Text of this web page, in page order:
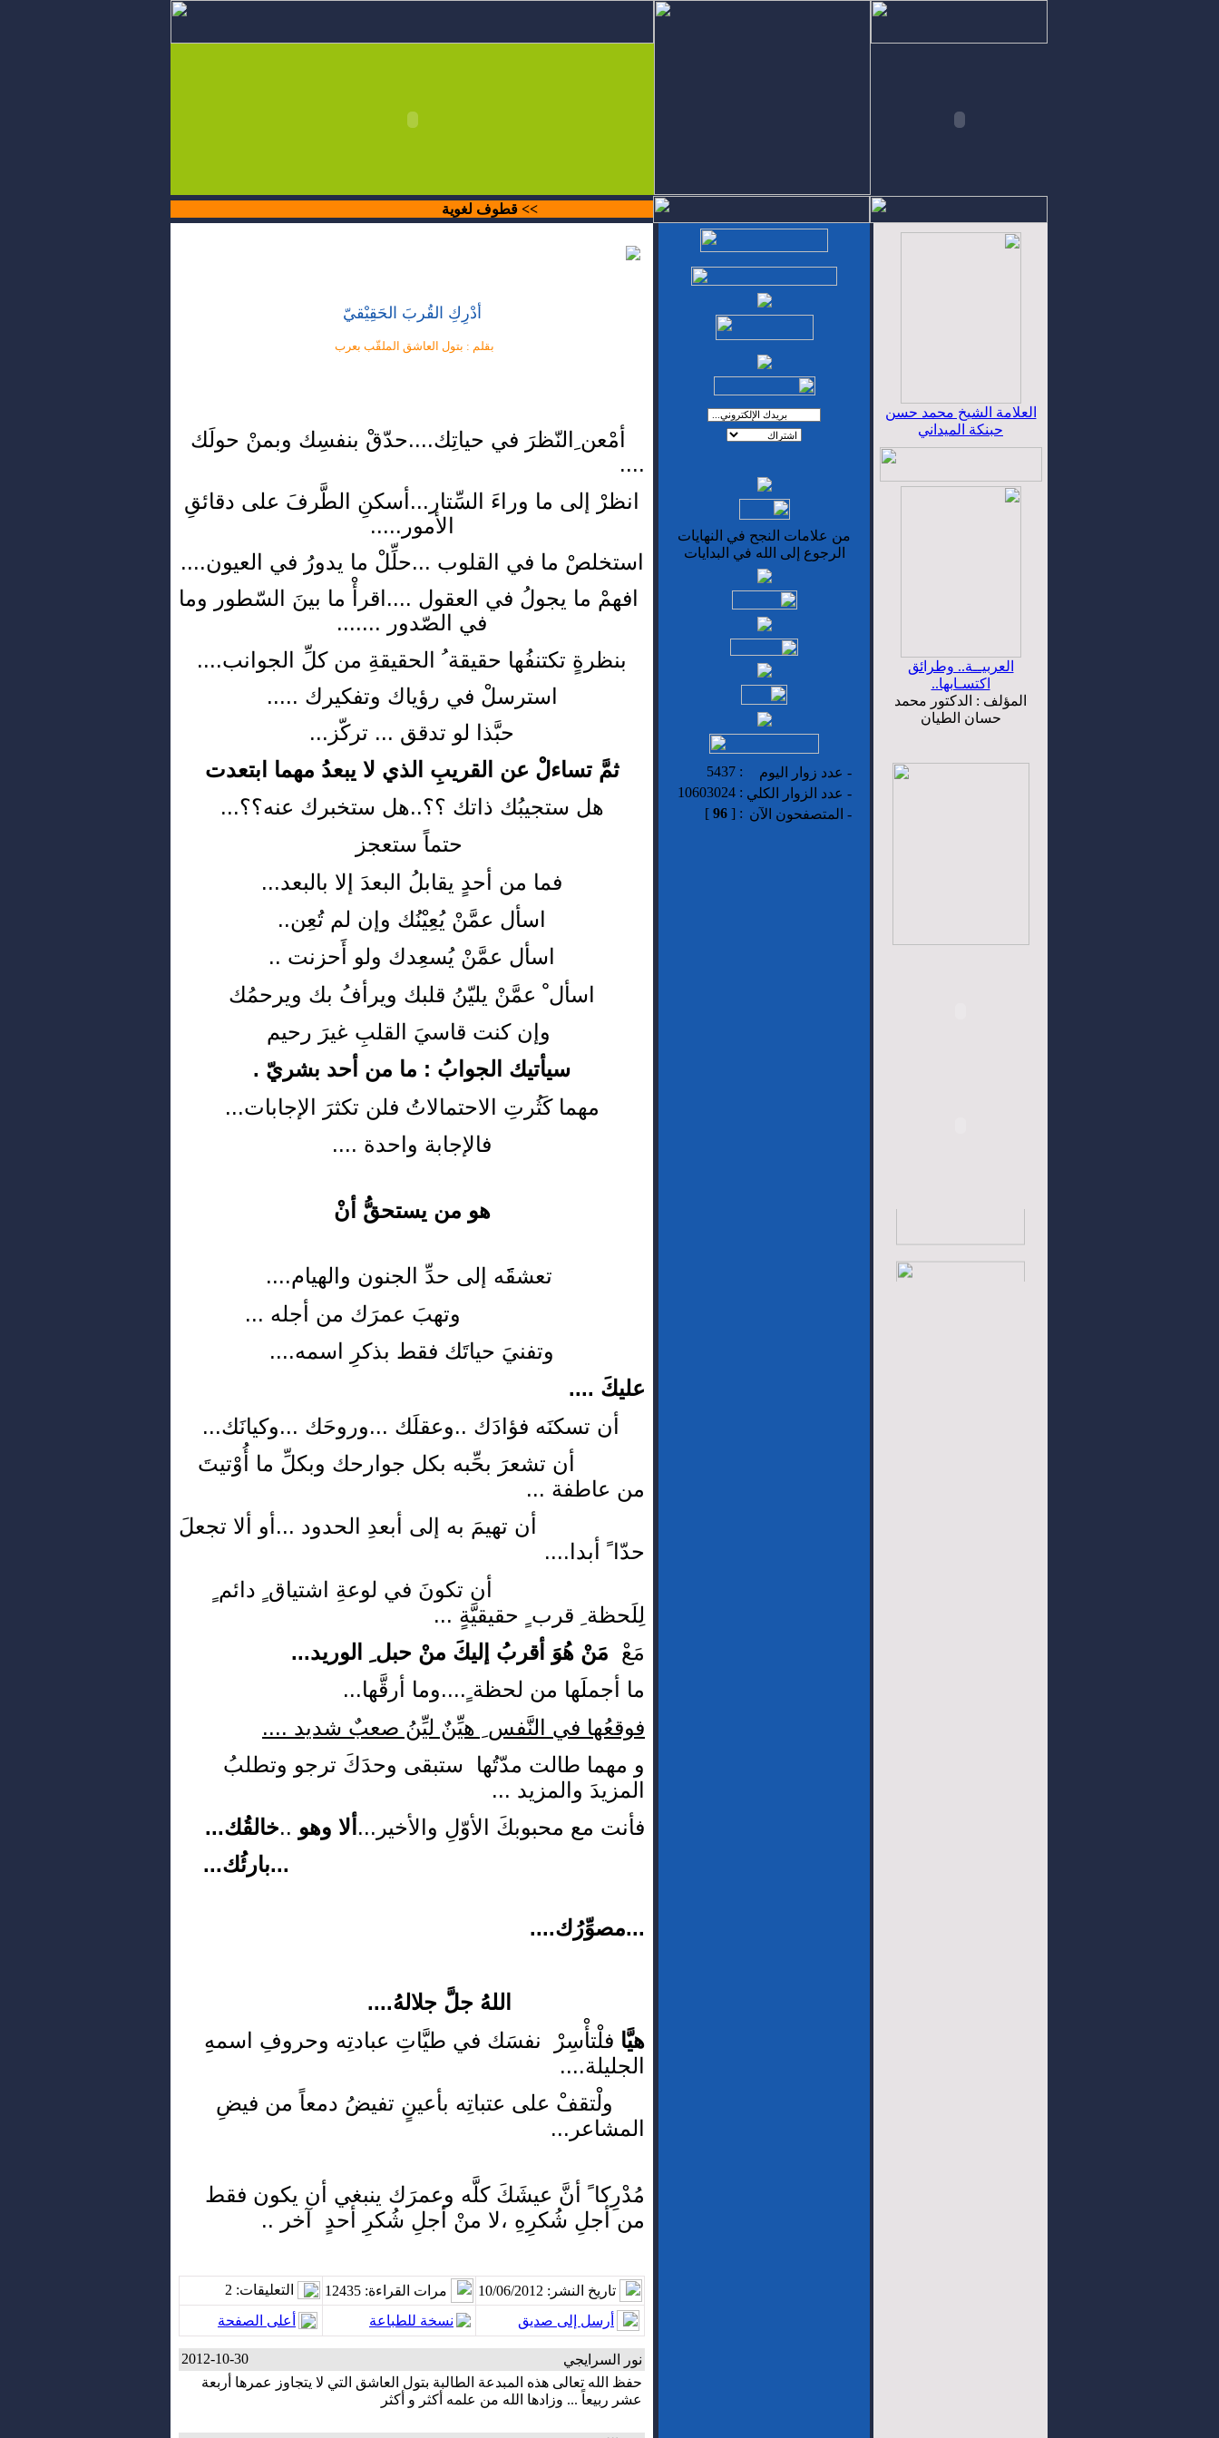
>> قطوف لغوية
أدْرِكِ القُربَ الحَقِيْقيّ
بقلم : بتول العاشق الملقّب بعرب
أمْعن ِالنّظرَ في حياتِك....حدّقْ بنفسِك وبمنْ حولَك
....
انظرْ إلى ما وراءَ السِّتار...أسكنِ الطَّرفَ على دقائقِ
الأمور.....
استخلصْ ما في القلوب ...حلِّلْ ما يدورُ في العيون....
افهمْ ما يجولُ في العقول ....اقرأْ ما بينَ السّطور وما
في الصّدور .......
بنظرةٍ تكتنفُها حقيقة ُ الحقيقةِ من كلِّ الجوانب....
استرسلْ في رؤياك وتفكيرك .....
حبَّذا لو تدقق ... تركّز...
ثمَّ تساءلْ عن القريبِ الذي لا يبعدُ مهما ابتعدت
هل ستجيبُك ذاتك ؟؟..هل ستخبرك عنه؟؟...
حتماً ستعجز
فما من أحدٍ يقابلُ البعدَ إلا بالبعد...
اسأل عمَّنْ يُعِيْنُك وإن لم تُعِن..
اسأل عمَّنْ يُسعِدك ولو أَحزنت ..
اسأل ْ عمَّنْ يليّنُ قلبك ويرأفُ بك ويرحمُك
وإن كنت قاسيَ القلبِ غيرَ رحيم
سيأتيك الجوابُ : ما من أحد بشريّ .
مهما كَثُرتِ الاحتمالاتُ فلن تكثرَ الإجابات...
فالإجابة واحدة ....
هو من يستحقُّ أنْ
تعشقَََه إلى حدِّ الجنون والهيام....
وتهبَ عمرَك من أجله ...
وتفنيَ حياتَك فقط بذكرِ اسمه....
عليكَ ....
أن تسكنَه فؤادَك ..وعقلَك ...وروحَك ...وكيانَك...
أن تشعرَ بحِّبه بكل جوارحك وبكلِّ ما أُوْتيتَ
من عاطفة ...
أن تهيمَ به إلى أبعدِ الحدود ...أو ألا تجعلَ
حدّا ً أبدا....
أن تكونَ في لوعةِ اشتياق ٍ دائم ٍ
لِلَحظة ِ قرب ٍ حقيقيَّةٍ ...
مَعْ مَنْ هُوَ أقربُ إليكَ منْ حبل ِ الوريد...
ما أجملَها من لحظة ٍ....وما أرقَّها...
فوقعُها في النَّفس ِ هيِّنٌ ليِّنُ صعبٌ شديد ....
و مهما طالت مدّتُها ستبقى وحدَكَ ترجو وتطلبُ
المزيدَ والمزيد ...
فأنت مع محبوبكَ الأوّلِ والأخير... ألا وهو ..خالقُك...
...بارئُك...
...مصوِّرُك....
اللهُ جلَّ جلالهُ....
هيَّا فلْتأْسِرْ نفسَك في طيَّاتِ عبادتِه وحروفِ اسمهِِ
الجليلة....
ولْتقفْ على عتباتِه بأعينٍ تفيضُ دمعاً من فيضِ
المشاعر...
مُدْرِكا ً أنَّ عيشَكَ كلَّه وعمرَك ينبغي أن يكون فقط
من أجلِ شُكرِهِ ،لا منْ أجلِ شُكرِ أحدٍ آخر ..
التعليقات: 2 مرات القراءة: 12435
تاريخ النشر: 10/06/2012
أعلى الصفحة
نسخة للطباعة أرسل إلى صديق
2012-10-30
نور السرايجي
حفظ الله تعالى هذه المبدعة الطالبة بتول العاشق التي لا يتجاوز عمرها أربعة
عشر ربيعاً ... وزادها الله من علمه أكثر و أكثر
من علامات النجح في النهايات
الرجوع إلى الله في البدايات
5437 : - عدد زوار اليوم
10603024 : - عدد الزوار الكلي
[
96
] : - المتصفحون الآن
العلامة الشيخ محمد حسن
حبنكة الميداني
العربيــة.. وطرائق
اكتسـابها..
المؤلف : الدكتور محمد
حسان الطيان